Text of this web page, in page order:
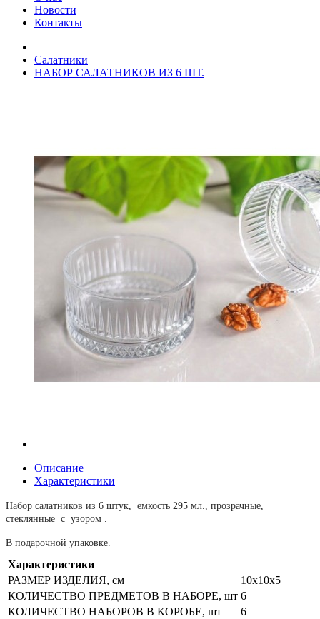
Новости
Контакты
Салатники
НАБОР САЛАТНИКОВ ИЗ 6 ШТ.
Описание
Характеристики
Набор салатников из 6 штук, емкость 295 мл., прозрачные,
стеклянные с узором .
В подарочной упаковке.
Характеристики
РАЗМЕР ИЗДЕЛИЯ, см
10х10х5
КОЛИЧЕСТВО ПРЕДМЕТОВ В НАБОРЕ, шт 6
КОЛИЧЕСТВО НАБОРОВ В КОРОБЕ, шт
6